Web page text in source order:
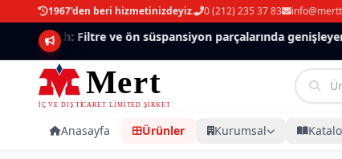
1967'den beri hizmetinizdeyiz. 0 (212) 235 37 83
Mannlich: Filtre ve ön süspansiyon parçalarında
Anasayfa Ürünler Kurumsal